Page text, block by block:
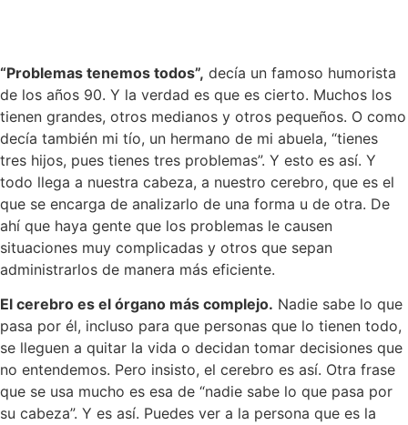
“Problemas tenemos todos”, decía un famoso humorista
de los años 90. Y la verdad es que es cierto. Muchos los
tienen grandes, otros medianos y otros pequeños. O como
decía también mi tío, un hermano de mi abuela, “tienes
tres hijos, pues tienes tres problemas”. Y esto es así. Y
todo llega a nuestra cabeza, a nuestro cerebro, que es el
que se encarga de analizarlo de una forma u de otra. De
ahí que haya gente que los problemas le causen
situaciones muy complicadas y otros que sepan
administrarlos de manera más eficiente.
El cerebro es el órgano más complejo. Nadie sabe lo que
pasa por él, incluso para que personas que lo tienen todo,
se lleguen a quitar la vida o decidan tomar decisiones que
no entendemos. Pero insisto, el cerebro es así. Otra frase
que se usa mucho es esa de “nadie sabe lo que pasa por
su cabeza”. Y es así. Puedes ver a la persona que es la